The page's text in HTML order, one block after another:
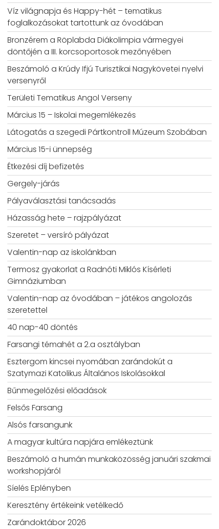
Víz világnapja és Happy-hét – tematikus
foglalkozásokat tartottunk az óvodában
Bronzérem a Röplabda Diákolimpia vármegyei
döntőjén a III. korcsoportosok mezőnyében
Beszámoló a Krúdy Ifjú Turisztikai Nagykövetei nyelvi
versenyről
Területi Tematikus Angol Verseny
Március 15 – Iskolai megemlékezés
Látogatás a szegedi Pártkontroll Múzeum Szobában
Március 15-i ünnepség
Étkezési díj befizetés
Gergely-járás
Pályaválasztási tanácsadás
Házasság hete – rajzpályázat
Szeretet – versíró pályázat
Valentin-nap az iskolánkban
Termosz gyakorlat a Radnóti Miklós Kísérleti
Gimnáziumban
Valentin-nap az óvodában – játékos angolozás
szeretettel
40 nap-40 döntés
Farsangi témahét a 2.a osztályban
Esztergom kincsei nyomában zarándokút a
Szatymazi Katolikus Általános Iskolásokkal
Bűnmegelőzési előadások
Felsős Farsang
Alsós farsangunk
A magyar kultúra napjára emlékeztünk
Beszámoló a humán munkaközösség januári szakmai
workshopjáról
Síelés Eplényben
Keresztény értékeink vetélkedő
Zarándoktábor 2026